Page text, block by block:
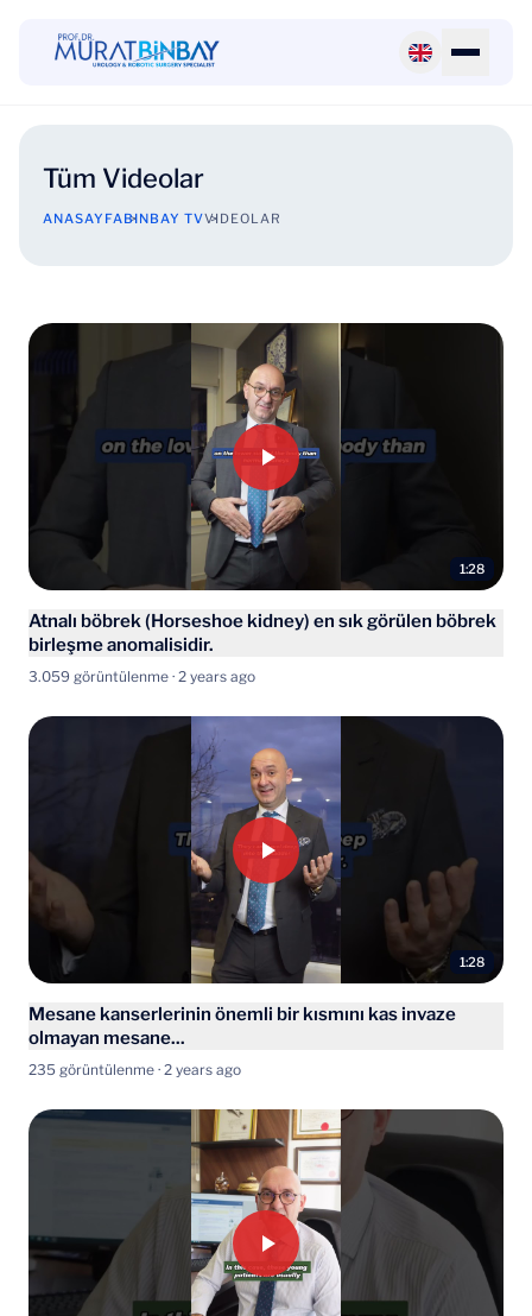
Tüm Videolar
ANASAYFABINBAY TVVIDEOLAR
1:28
Atnalı böbrek (Horseshoe kidney) en sık görülen böbrek
birleşme anomalisidir.
3.059 görüntülenme · 2 years ago
1:28
Mesane kanserlerinin önemli bir kısmını kas invaze
olmayan mesane...
235 görüntülenme · 2 years ago